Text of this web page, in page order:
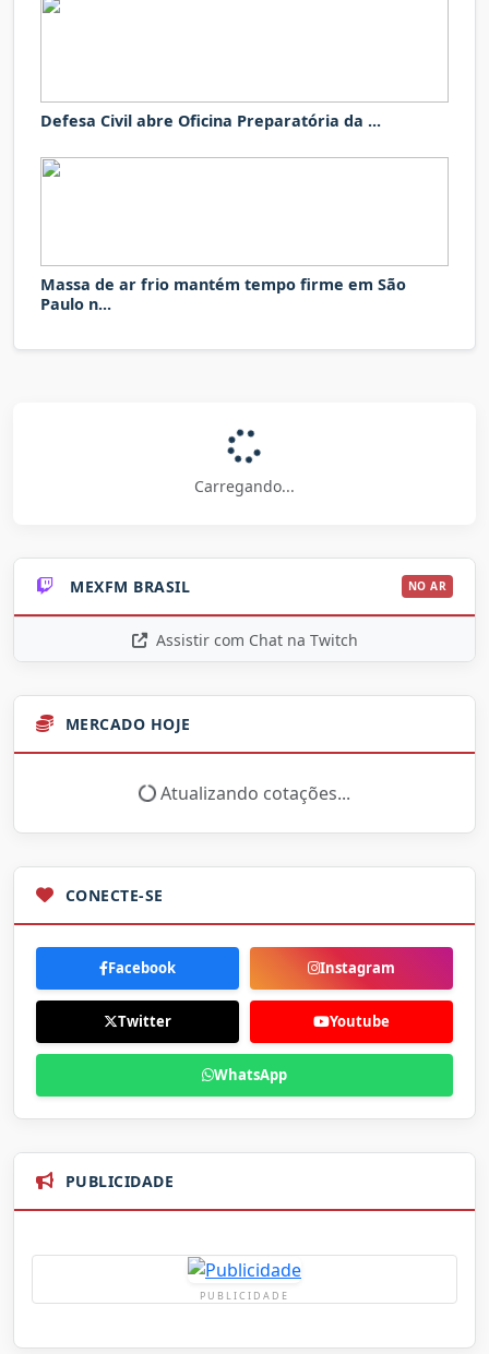
Defesa Civil abre Oficina Preparatória da ...
Massa de ar frio mantém tempo firme em São
Paulo n...
Carregando...
MEXFM BRASIL NO AR
Assistir com Chat na Twitch
MERCADO HOJE
Atualizando cotações...
CONECTE-SE
Facebook Instagram
Twitter Youtube
WhatsApp
PUBLICIDADE
PUBLICIDADE